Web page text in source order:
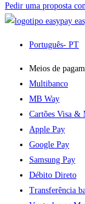
Pedir uma proposta
Português- PT
Meios de
Multibanco
MB Way
Cartões Visa &
Apple Pay
Google Pay
Samsung Pay
Débito Direto
Transferência